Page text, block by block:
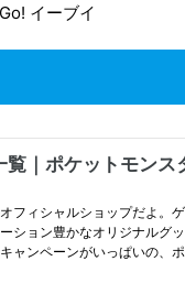
イーブイ